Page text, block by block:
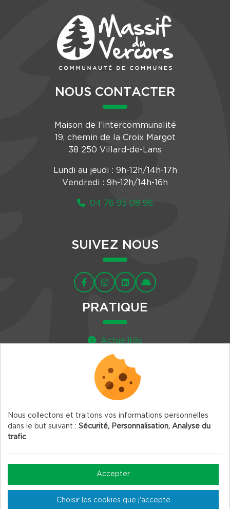
NOUS CONTACTER
Maison de l’intercommunalité
19, chemin de la Croix Margot
38 250 Villard-de-Lans
Lundi au jeudi : 9h-12h/14h-17h
Vendredi : 9h-12h/14h-16h
04 76 95 08 96
SUIVEZ NOUS
PRATIQUE
Actualités
Agenda
Newsletter
Gestion des Cookies
Crédits
Nous collectons et traitons vos informations personnelles
dans le but suivant : Sécurité, Personnalisation, Analyse du
trafic.
Accepter
Choisir les cookies que j'accepte